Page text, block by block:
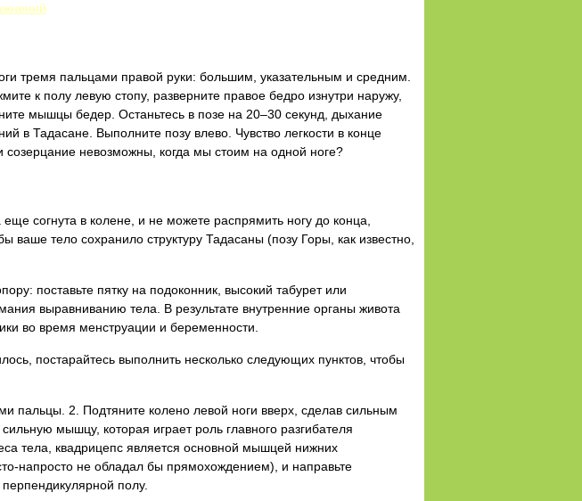
тремя пальцами правой руки: большим, указательным и средним.
к полу левую стопу, разверните правое бедро изнутри наружу,
мышцы бедер. Останьтесь в позе на 20–30 секунд, дыхание
в Тадасане. Выполните позу влево. Чувство легкости в конце
созерцание невозможны, когда мы стоим на одной ноге?
согнута в колене, и не можете распрямить ногу до конца,
ваше тело сохранило структуру Тадасаны (позу Горы, как известно,
поставьте пятку на подоконник, высокий табурет или
выравниванию тела. В результате внутренние органы живота
во время менструации и беременности.
постарайтесь выполнить несколько следующих пунктов, чтобы
пальцы. 2. Подтяните колено левой ноги вверх, сделав сильным
мышцу, которая играет роль главного разгибателя
тела, квадрицепс является основной мышцей нижних
напросто не обладал бы прямохождением), и направьте
полу.